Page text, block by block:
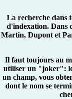
La recherche dans
d'indexation. Dans
Martin, Dupont et
Il faut toujours au
utiliser un "joker": le
un champ, vous
dont le nom se